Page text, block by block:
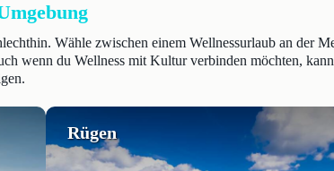
Wähle zwischen einem Wellnessurlaub an der
wenn du Wellness mit Kultur verbinden möchten,
Rügen